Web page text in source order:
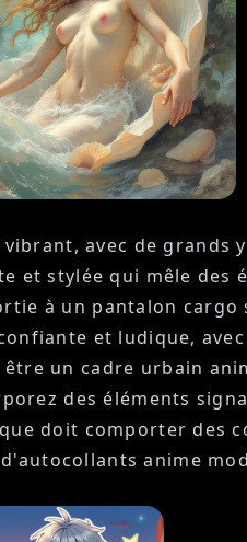
avec de
stylée qui mêle des
à un pantalon cargo
et ludique,
un cadre urbain
des éléments
doit comporter des
anime